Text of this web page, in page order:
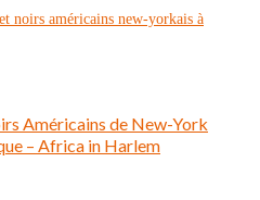
Américains de New-York
– Africa in Harlem